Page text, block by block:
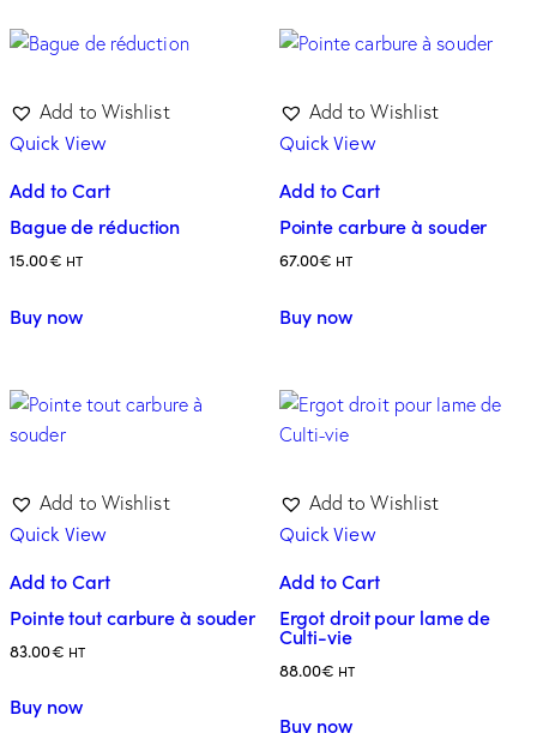
Add to Wishlist
Quick View
Add to Cart
Bague de réduction
15.00€ HT
Buy now
Add to Wishlist
Quick View
Add to Cart
Pointe carbure à souder
67.00€ HT
Buy now
Add to Wishlist
Quick View
Add to Cart
Pointe tout carbure à souder
83.00€ HT
Buy now
Add to Wishlist
Quick View
Add to Cart
Ergot droit pour lame de
Culti-vie
88.00€ HT
Buy now